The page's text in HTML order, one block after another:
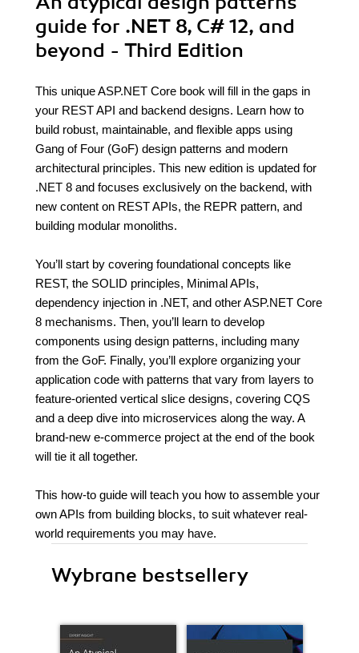
guide for .NET 8, C# 12, and
beyond - Third Edition
This unique ASP.NET Core book will fill in the gaps in
your REST API and backend designs. Learn how to
build robust, maintainable, and flexible apps using
Gang of Four (GoF) design patterns and modern
architectural principles. This new edition is updated for
.NET 8 and focuses exclusively on the backend, with
new content on REST APIs, the REPR pattern, and
building modular monoliths.
You’ll start by covering foundational concepts like
REST, the SOLID principles, Minimal APIs,
dependency injection in .NET, and other ASP.NET Core
8 mechanisms. Then, you’ll learn to develop
components using design patterns, including many
from the GoF. Finally, you’ll explore organizing your
application code with patterns that vary from layers to
feature-oriented vertical slice designs, covering CQS
and a deep dive into microservices along the way. A
brand-new e-commerce project at the end of the book
will tie it all together.
This how-to guide will teach you how to assemble your
own APIs from building blocks, to suit whatever real-
world requirements you may have.
Wybrane bestsellery